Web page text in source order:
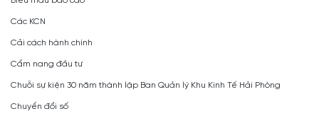
Các KCN
Cải cách hành chính
Cẩm nang đầu tư
Chuỗi sự kiện 30 năm thành lập Ban Quản lý Khu Kinh Tế Hải Phòng
Chuyển đổi số